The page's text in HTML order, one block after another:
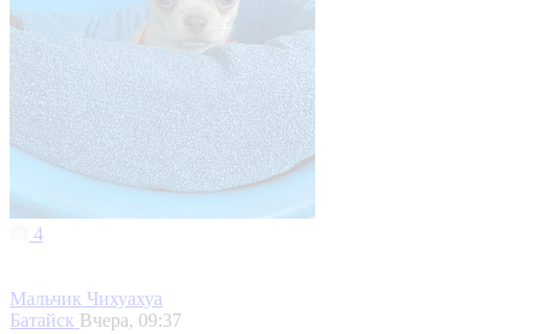
4
Мальчик Чихуахуа
Батайск Вчера, 09:37